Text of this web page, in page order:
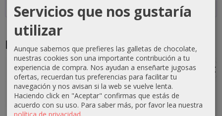
Costes de Envío
Productos Relacionados
-1 € -0 € -3 € -3 €
Servicios que nos gustaría
utilizar
Aunque sabemos que prefieres las galletas de chocolate,
nuestras cookies son una importante contribución a tu
experiencia de compra. Nos ayudan a enseñarte jugosas
ofertas, recuerdan tus preferencias para facilitar tu
navegación y nos avisan si la web se vuelve lenta.
Haciendo click en "Aceptar" confirmas que estás de
acuerdo con su uso. Para saber más, por favor lea nuestra